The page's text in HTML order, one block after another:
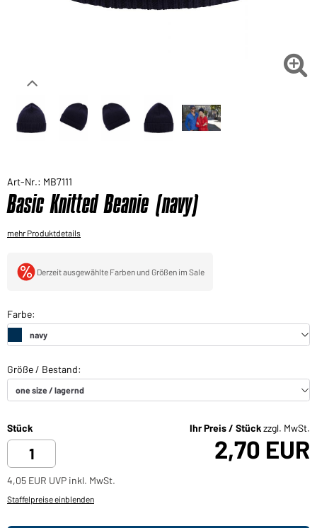
Sie möchten gerne für Ihren privaten Bedarf

Art-Nr.: MB7111
Basic Knitted Beanie (navy)
mehr Produktdetails
Derzeit ausgewählte Farben und Größen im Sale
Stück Ihr Preis / Stückzzgl. MwSt.
2,70 EUR
4,05 EUR UVP inkl. MwSt.
Staffelpreise einblenden